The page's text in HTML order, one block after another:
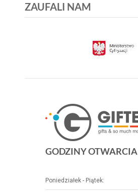
ZAUFALI NAM
GODZINY OTWARCIA
Poniedziałek - Piątek: